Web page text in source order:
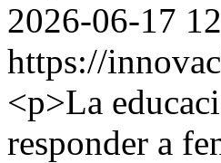
2026-06-17 12
https://
<p>La
responder a